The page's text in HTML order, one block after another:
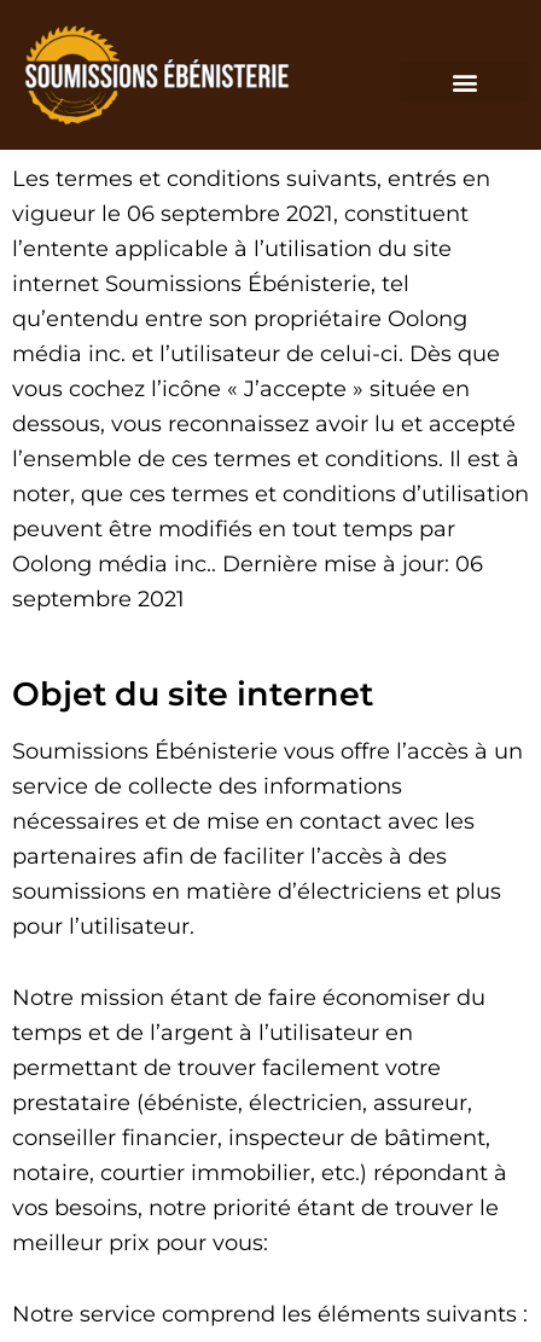
Les termes et conditions suivants, entrés en
vigueur le 06 septembre 2021, constituent
l’entente applicable à l’utilisation du site
internet Soumissions Ébénisterie, tel
qu’entendu entre son propriétaire Oolong
média inc. et l’utilisateur de celui-ci. Dès que
vous cochez l’icône « J’accepte » située en
dessous, vous reconnaissez avoir lu et accepté
l’ensemble de ces termes et conditions. Il est à
noter, que ces termes et conditions d’utilisation
peuvent être modifiés en tout temps par
Oolong média inc.. Dernière mise à jour: 06
septembre 2021
Objet du site internet
Soumissions Ébénisterie vous offre l’accès à un
service de collecte des informations
nécessaires et de mise en contact avec les
partenaires afin de faciliter l’accès à des
soumissions en matière d’électriciens et plus
pour l’utilisateur.
Notre mission étant de faire économiser du
temps et de l’argent à l’utilisateur en
permettant de trouver facilement votre
prestataire (ébéniste, électricien, assureur,
conseiller financier, inspecteur de bâtiment,
notaire, courtier immobilier, etc.) répondant à
vos besoins, notre priorité étant de trouver le
meilleur prix pour vous:
Notre service comprend les éléments suivants :